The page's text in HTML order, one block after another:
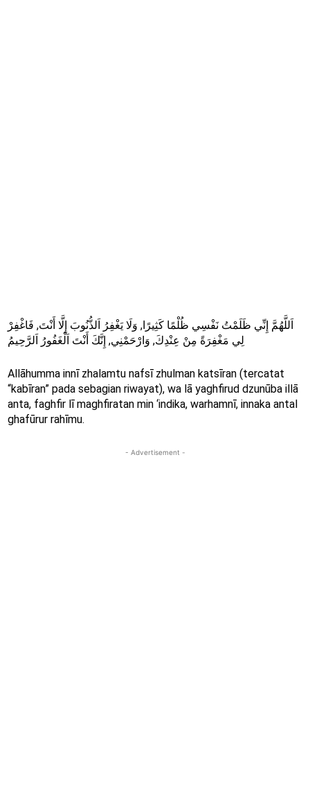
اَللَّهُمَّ إِنِّي ظَلَمْتُ نَفْسِي ظُلْمًا كَثِيرًا, وَلَا يَغْفِرُ اَلذُّنُوبَ إِلَّا أَنْتَ, فَاغْفِرْ
لِي مَغْفِرَةً مِنْ عِنْدِكَ, وَارْحَمْنِي, إِنَّكَ أَنْتَ اَلْغَفُورُ اَلرَّحِيمُ
Allāhumma innī zhalamtu nafsī zhulman katsīran (tercatat
“kabīran” pada sebagian riwayat), wa lā yaghfirud dzunūba illā
anta, faghfir lī maghfiratan min ‘indika, warhamnī, innaka antal
ghafūrur rahīmu.
- Advertisement -